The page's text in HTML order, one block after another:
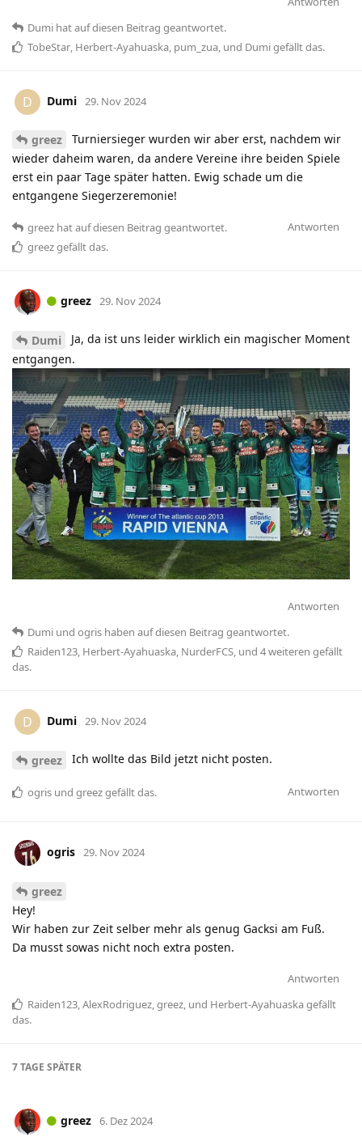
Dumi hatauf diesen Beitrag geantwortet.
TobeStar, Herbert-Ayahuaska, pum_zua, und Dumigefällt das.
D Dumi 29. Nov 2024
greez
Turniersieger wurden wir aber erst, nachdem wir
wieder daheim waren, da andere Vereine ihre beiden Spiele
erst ein paar Tage später hatten. Ewig schade um die
entgangene Siegerzeremonie!
Antworten
greez hatauf diesen Beitrag geantwortet.
greezgefällt das.
greez 29. Nov 2024
Dumi
Ja, da ist uns leider wirklich ein magischer Moment
entgangen.
Antworten
Dumi und ogris haben auf diesen Beitrag geantwortet.
Raiden123, Herbert-Ayahuaska, NurderFCS, und 4weiteren gefällt
das.
D Dumi 29. Nov 2024
greez Ich wollte das Bild jetzt nicht posten.
Antworten
ogris und greezgefällt das.
ogris 29. Nov 2024
greez
Hey!
Wir haben zur Zeit selber mehr als genug Gacksi am Fuß.
Da musst sowas nicht noch extra posten.
Antworten
Raiden123,AlexRodriguez,greez, und Herbert-Ayahuaskagefällt
das.
7 TAGE SPÄTER
greez 6. Dez 2024